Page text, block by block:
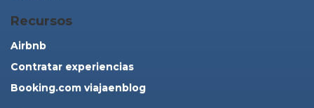
Recursos
Airbnb
Contratar experiencias
Booking.com viajaenblog